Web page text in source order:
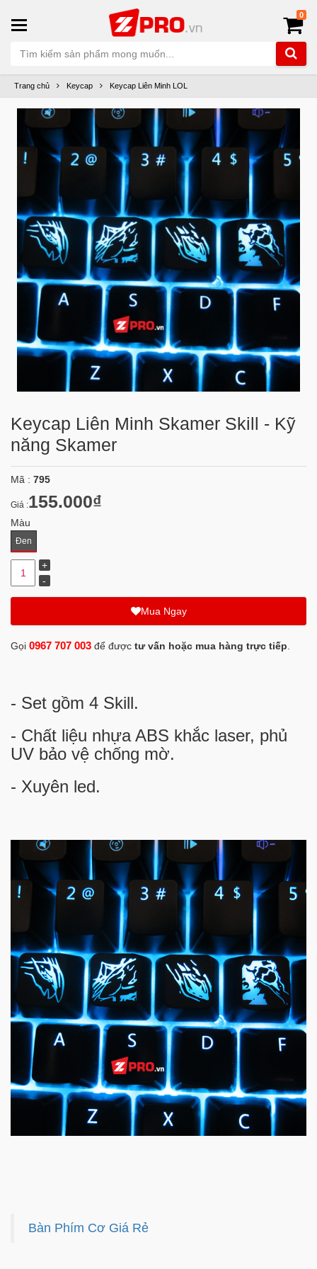
0
Trang chủ Keycap Keycap Liên Minh LOL
Keycap Liên Minh Skamer Skill - Kỹ
năng Skamer
Mã : 795
Giá :155.000₫
Màu
Đen
Mua Ngay
Gọi 0967 707 003 để được tư vấn hoặc mua hàng trực tiếp
- Set gồm 4 Skill.
- Chất liệu nhựa ABS khắc laser, phủ
UV bảo vệ chống mờ.
- Xuyên led.
Bàn Phím Cơ Giá Rẻ